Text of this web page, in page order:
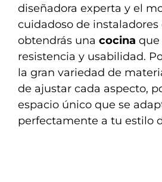
diseñadora experta y el
cuidadoso de instaladores
obtendrás una cocina que
resistencia y usabilidad.
la gran variedad de
de ajustar cada aspecto,
espacio único que se
perfectamente a tu estilo